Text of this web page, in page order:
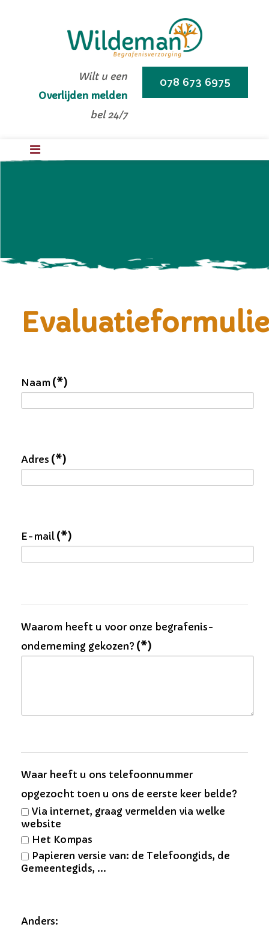
Wilt u een
Overlijden melden
bel 24/7
078 673 6975
Naam (*)
Adres (*)
E-mail (*)
Waarom heeft u voor onze begrafenis­
onderneming gekozen? (*)
Waar heeft u ons telefoonnummer
opgezocht toen u ons de eerste keer belde?
Via internet, graag vermelden via welke
website
Het Kompas
Papieren versie van: de Telefoongids, de
Gemeentegids, ...
Anders: